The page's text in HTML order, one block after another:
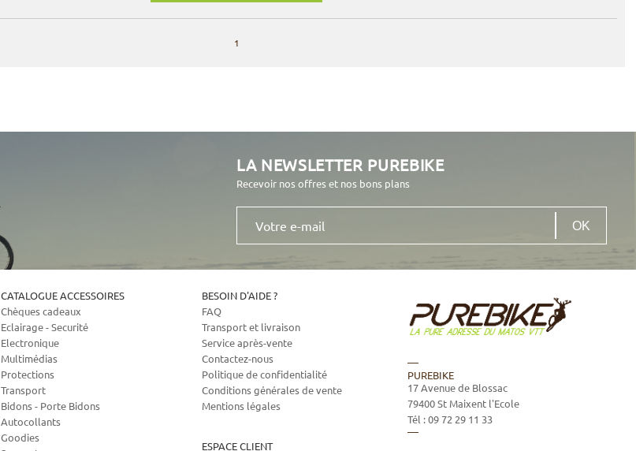
1
LA NEWSLETTER PUREBIKE
Recevoir nos offres et nos bons plans
Votre
mail
CATALOGUE ACCESSOIRES
Chèques cadeaux
Eclairage - Securité
Electronique
Multimédias
Protections
Transport
Bidons - Porte Bidons
Autocollants
Goodies
BESOIN D'AIDE ?
FAQ
Transport et livraison
Service après-vente
Contactez-nous
Politique de confidentialité
Conditions générales de vente
Mentions légales
ESPACE CLIENT
PUREBIKE
17 Avenue de Blossac
79400St Maixent l'Ecole
Tél :09 72 29 11 33